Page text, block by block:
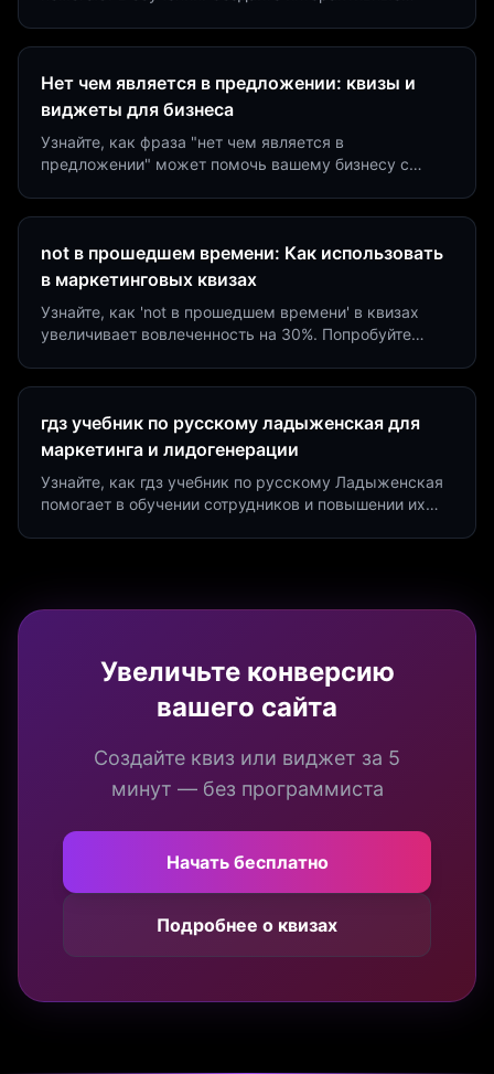
Нет чем является в предложении: квизы и
виджеты для бизнеса
Узнайте, как фраза "нет чем является в
предложении" может помочь вашему бизнесу с
not в прошедшем времени: Как использовать
в маркетинговых квизах
Узнайте, как 'not в прошедшем времени' в квизах
увеличивает вовлеченность на 30%. Попробуйте
гдз учебник по русскому ладыженская для
маркетинга и лидогенерации
Узнайте, как гдз учебник по русскому Ладыженская
помогает в обучении сотрудников и повышении их
Увеличьте конверсию
вашего сайта
Создайте квиз или виджет за 5
минут — без программиста
Начать бесплатно
Подробнее о квизах